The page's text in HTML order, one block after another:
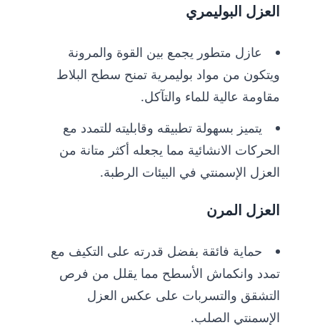
العزل البوليمري
عازل متطور يجمع بين القوة والمرونة
ويتكون من مواد بوليمرية تمنح سطح البلاط
مقاومة عالية للماء والتآكل.
يتميز بسهولة تطبيقه وقابليته للتمدد مع
الحركات الانشائية مما يجعله أكثر متانة من
العزل الإسمنتي في البيئات الرطبة.
العزل المرن
حماية فائقة بفضل قدرته على التكيف مع
تمدد وانكماش الأسطح مما يقلل من فرص
التشقق والتسربات على عكس العزل
الإسمنتي الصلب.